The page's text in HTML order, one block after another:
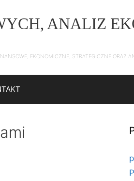
ANALIZ
EKONOMICZNE, STRATEGICZNE ORAZ